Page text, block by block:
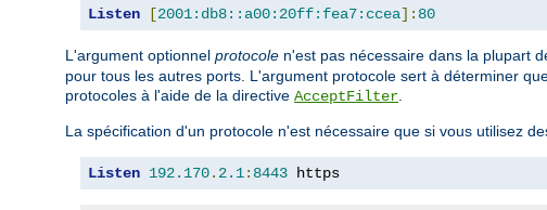
Listen [2001:db8::a00:20ff:fea7:ccea]: 80
L'argument optionnel protocole n'est pas nécessaire dans la plupart
pour tous les autres ports. L'argument protocole sert à déterminer
protocoles à l'aide de la directive AcceptFilter
La spécification d'un protocole n'est nécessaire que si vous utilisez
Listen 192.170. 2.1: 8443 https